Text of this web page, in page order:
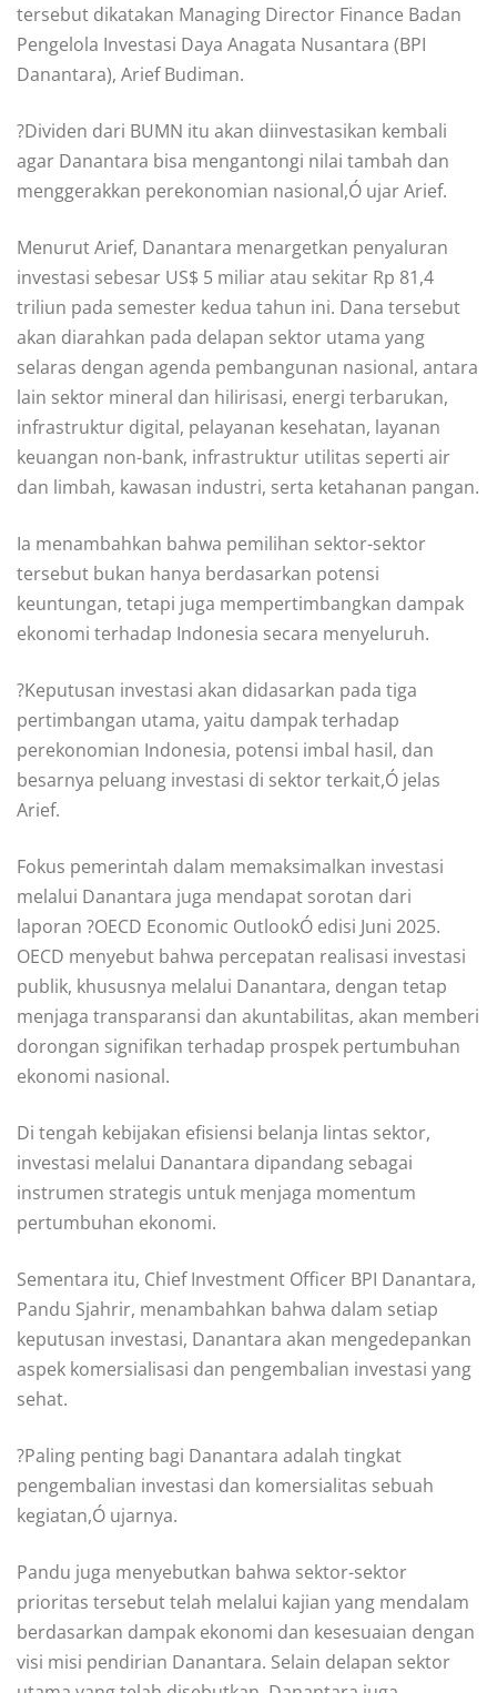
tersebut dikatakan Managing Director Finance Badan
Pengelola Investasi Daya Anagata Nusantara (BPI
Danantara), Arief Budiman.
?Dividen dari BUMN itu akan diinvestasikan kembali
agar Danantara bisa mengantongi nilai tambah dan
menggerakkan perekonomian nasional,Ó ujar Arief.
Menurut Arief, Danantara menargetkan penyaluran
investasi sebesar US$ 5 miliar atau sekitar Rp 81,4
triliun pada semester kedua tahun ini. Dana tersebut
akan diarahkan pada delapan sektor utama yang
selaras dengan agenda pembangunan nasional, antara
lain sektor mineral dan hilirisasi, energi terbarukan,
infrastruktur digital, pelayanan kesehatan, layanan
keuangan non-bank, infrastruktur utilitas seperti air
dan limbah, kawasan industri, serta ketahanan pangan.
Ia menambahkan bahwa pemilihan sektor-sektor
tersebut bukan hanya berdasarkan potensi
keuntungan, tetapi juga mempertimbangkan dampak
ekonomi terhadap Indonesia secara menyeluruh.
?Keputusan investasi akan didasarkan pada tiga
pertimbangan utama, yaitu dampak terhadap
perekonomian Indonesia, potensi imbal hasil, dan
besarnya peluang investasi di sektor terkait,Ó jelas
Arief.
Fokus pemerintah dalam memaksimalkan investasi
melalui Danantara juga mendapat sorotan dari
laporan ?OECD Economic OutlookÓ edisi Juni 2025.
OECD menyebut bahwa percepatan realisasi investasi
publik, khususnya melalui Danantara, dengan tetap
menjaga transparansi dan akuntabilitas, akan memberi
dorongan signifikan terhadap prospek pertumbuhan
ekonomi nasional.
Di tengah kebijakan efisiensi belanja lintas sektor,
investasi melalui Danantara dipandang sebagai
instrumen strategis untuk menjaga momentum
pertumbuhan ekonomi.
Sementara itu, Chief Investment Officer BPI Danantara,
Pandu Sjahrir, menambahkan bahwa dalam setiap
keputusan investasi, Danantara akan mengedepankan
aspek komersialisasi dan pengembalian investasi yang
sehat.
?Paling penting bagi Danantara adalah tingkat
pengembalian investasi dan komersialitas sebuah
kegiatan,Ó ujarnya.
Pandu juga menyebutkan bahwa sektor-sektor
prioritas tersebut telah melalui kajian yang mendalam
berdasarkan dampak ekonomi dan kesesuaian dengan
visi misi pendirian Danantara. Selain delapan sektor